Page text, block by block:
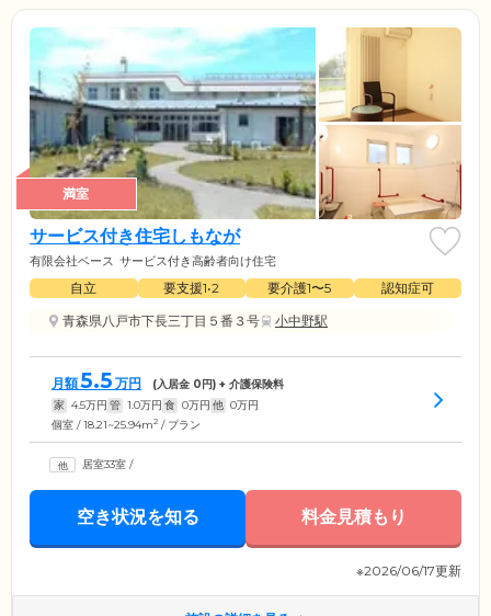
満室
サービス付き住宅しもなが
有限会社ベース サービス付き高齢者向け住宅
自立 要支援1•2 要介護1〜5
認知症可
青森県八戸市下長三丁目５番３号
小中野駅
月額5.5 万円 (入居金 0円) + 介護保険料
家 4.5万円 管 1.0万円 食 0万円 他 0万円
個室 / 18.21~25.94m2 / プラン
居室33室 /
空き状況を知る 料金見積もり
※2026/06/17更新